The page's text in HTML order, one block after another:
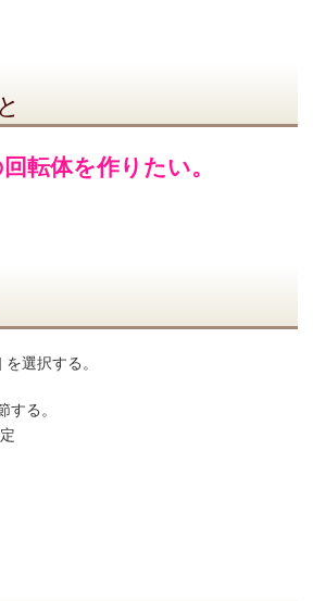
転体を作りたい。
選択する。
する。